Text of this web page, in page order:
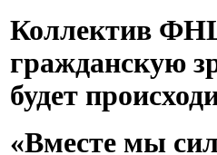
Коллектив
гражданскую
будет
«Вместе мы